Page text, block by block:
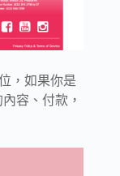
，如果你是
容、付款，